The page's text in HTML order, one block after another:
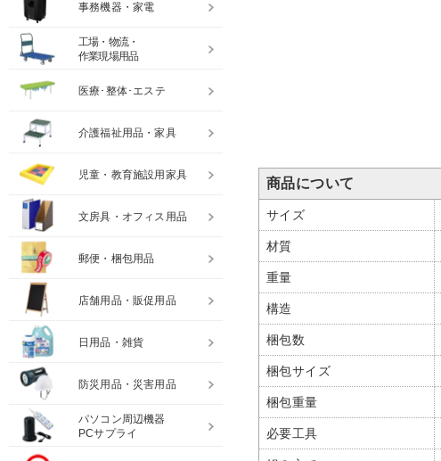
商品について
サイズ
材質
重量
構造
梱包数
梱包サイズ
梱包重量
必要工具
事務機器・家電
工場・物流・
作業現場用品
医療･整体･エステ
介護福祉用品・家具
児童・教育施設用家具
文房具・オフィス用品
郵便・梱包用品
店舗用品・販促用品
日用品・雑貨
防災用品・災害用品
パソコン周辺機器
PCサプライ